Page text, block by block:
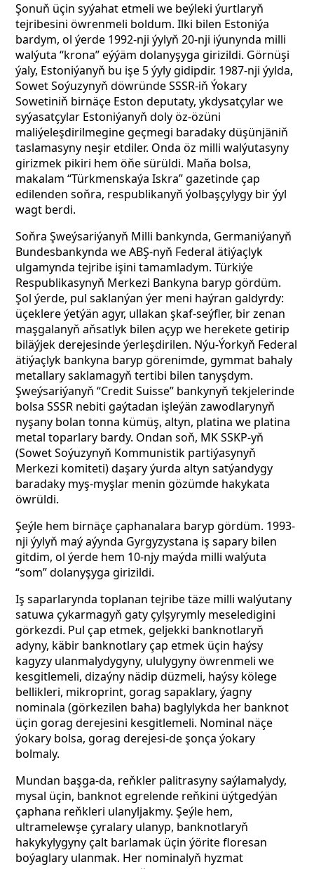
Şonuň üçin syýahat etmeli we beýleki ýurtlaryň
tejribesini öwrenmeli boldum. Ilki bilen Estoniýa
bardym, ol ýerde 1992-nji ýylyň 20-nji iýunynda milli
walýuta “krona” eýýäm dolanyşyga girizildi. Görnüşi
ýaly, Estoniýanyň bu işe 5 ýyly gidipdir. 1987-nji ýylda,
Sowet Soýuzynyň döwründe SSSR-iň Ýokary
Sowetiniň birnäçe Eston deputaty, ykdysatçylar we
syýasatçylar Estoniýanyň doly öz-özüni
maliýeleşdirilmegine geçmegi baradaky düşünjäniň
taslamasyny neşir etdiler. Onda öz milli walýutasyny
girizmek pikiri hem öňe sürüldi. Maňa bolsa,
makalam “Türkmenskaýa Iskra” gazetinde çap
edilenden soňra, respublikanyň ýolbaşçylygy bir ýyl
wagt berdi.
Soňra Şweýsariýanyň Milli bankynda, Germaniýanyň
Bundesbankynda we ABŞ-nyň Federal ätiýaçlyk
ulgamynda tejribe işini tamamladym. Türkiýe
Respublikasynyň Merkezi Bankyna baryp gördüm.
Şol ýerde, pul saklanýan ýer meni haýran galdyrdy:
üçeklere ýetýän agyr, ullakan şkaf-seýfler, bir zenan
maşgalanyň aňsatlyk bilen açyp we herekete getirip
biläýjek derejesinde ýerleşdirilen. Nýu-Ýorkyň Federal
ätiýaçlyk bankyna baryp görenimde, gymmat bahaly
metallary saklamagyň tertibi bilen tanyşdym.
Şweýsariýanyň “Credit Suisse” bankynyň tekjelerinde
bolsa SSSR nebiti gaýtadan işleýän zawodlarynyň
nyşany bolan tonna kümüş, altyn, platina we platina
metal toparlary bardy. Ondan soň, MK SSKP-yň
(Sowet Soýuzynyň Kommunistik partiýasynyň
Merkezi komiteti)daşary ýurda altyn satýandygy
baradaky myş-myşlar menin gözümde hakykata
öwrüldi.
Şeýle hem birnäçe çaphanalara baryp gördüm. 1993-
nji ýylyň maý aýynda Gyrgyzystana iş sapary bilen
gitdim, ol ýerde hem 10-njy maýda milli walýuta
“som” dolanyşyga girizildi.
Iş saparlarynda toplanan tejribe täze milli walýutany
satuwa çykarmagyň gaty çylşyrymly meseledigini
görkezdi. Pul çap etmek, geljekki banknotlaryň
adyny, käbir banknotlary çap etmek üçin haýsy
kagyzy ulanmalydygyny, ululygyny öwrenmeli we
kesgitlemeli, dizaýny nädip düzmeli, haýsy kölege
bellikleri, mikroprint, gorag sapaklary, ýagny
nominala (görkezilen baha) baglylykda her banknot
üçin gorag derejesini kesgitlemeli. Nominal näçe
ýokary bolsa, gorag derejesi-deşonçaýokary
bolmaly.
Mundan başga-da, reňkler palitrasyny saýlamalydy,
mysal üçin, banknot egrelende reňkini üýtgedýän
çaphana reňkleri ulanyljakmy. Şeýle hem,
ultramelewşe çyralary ulanyp, banknotlaryň
hakykylygyny çalt barlamak üçin ýörite floresan
boýaglary ulanmak. Her nominalyň hyzmat